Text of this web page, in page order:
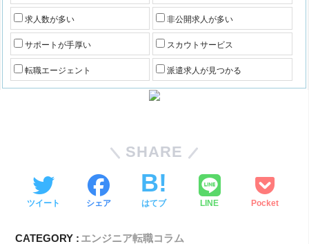
求人数が多い 非公開求人が多い
サポートが手厚い スカウトサービス
転職エージェント 派遣求人が見つかる
SHARE
ツイート シェア はてブ LINE Pocket
CATEGORY : エンジニア転職コラム